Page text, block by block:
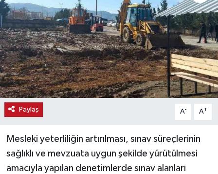
Paylaş A- A+
Mesleki yeterliliğin artırılması, sınav süreçlerinin
sağlıklı ve mevzuata uygun şekilde yürütülmesi
amacıyla yapılan denetimlerde sınav alanları
Haber
Haber İlanlar
Kültür-Sanat
Magazin
Resmi İlanlar
Sağlık
Seri İlan